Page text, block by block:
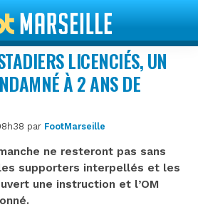
LICENCIÉS, UN
À 2 ANS DE
par FootMarseille
ne resteront pas sans
supporters interpellés et les
une instruction et l’OM